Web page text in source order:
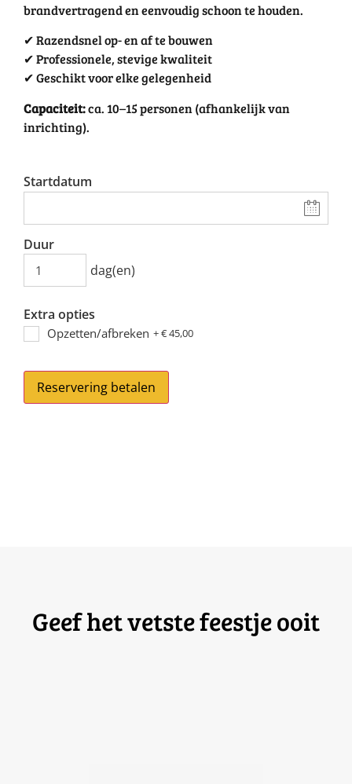
brandvertragend en eenvoudig schoon te houden.
✔ Razendsnel op- en af te bouwen
✔ Professionele, stevige kwaliteit
✔ Geschikt voor elke gelegenheid
Capaciteit:ca. 10–15 personen (afhankelijk van
inrichting).
Startdatum
Duur
dag(en)
Extra opties
Opzetten/afbreken +€45,00
Reservering betalen
Geef hetvetste feestje ooit